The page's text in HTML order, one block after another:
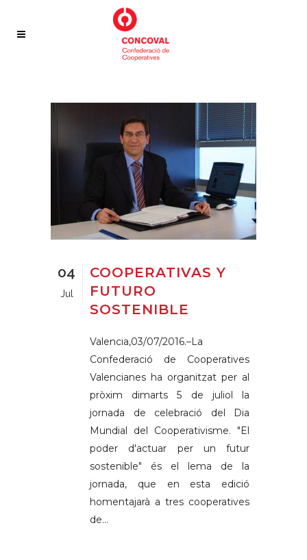
04
Jul
COOPERATIVAS Y
FUTURO
SOSTENIBLE
Valencia,03/07/2016.–La
Confederació de Cooperatives
Valencianes ha organitzat per al
pròxim dimarts 5 de juliol la
jornada de celebració del Dia
Mundial del Cooperativisme. "El
poder d'actuar per un futur
sostenible" és el lema de la
jornada, que en esta edició
homentajarà a tres cooperatives
de...